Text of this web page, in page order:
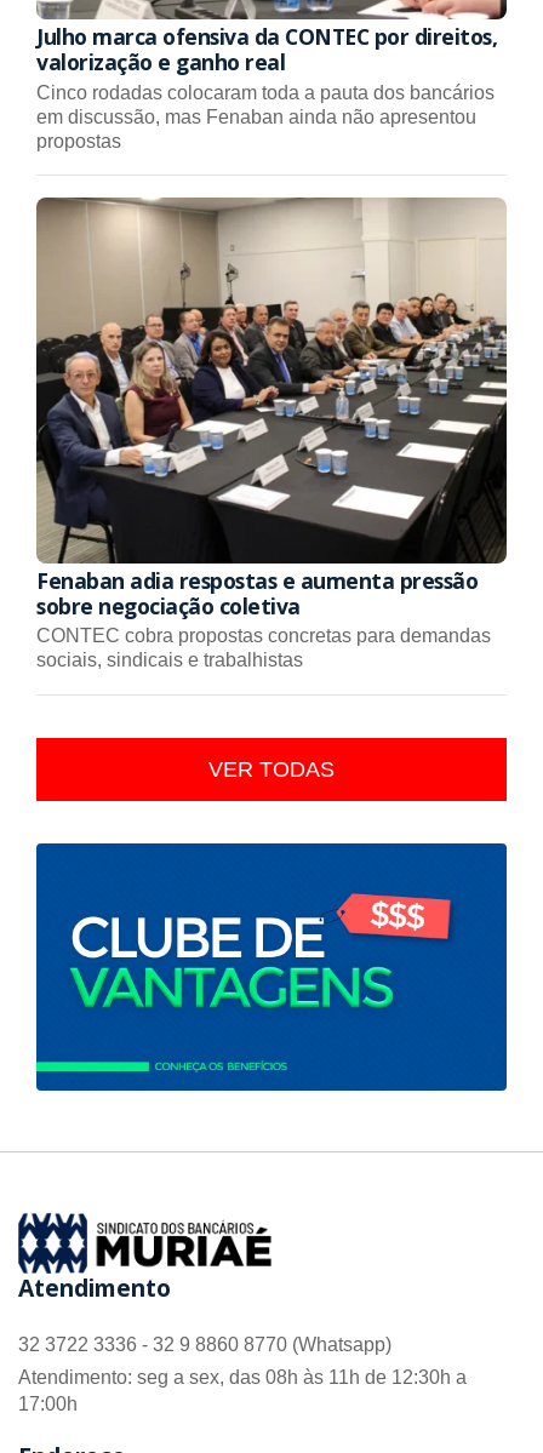
Julho marca ofensiva da CONTEC por direitos,
valorização e ganho real
Cinco rodadas colocaram toda a pauta dos bancários
em discussão, mas Fenaban ainda não apresentou
propostas
Fenaban adia respostas e aumenta pressão
sobre negociação coletiva
CONTEC cobra propostas concretas para demandas
sociais, sindicais e trabalhistas
VER TODAS
Atendimento
32 3722 3336 - 32 9 8860 8770 (Whatsapp)
Atendimento: seg a sex, das 08h às 11h de 12:30h a
17:00h